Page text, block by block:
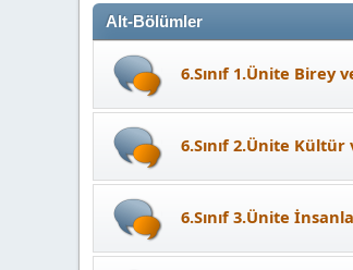
Alt-Bölümler
6.Sınıf 1.Ünite Birey
6.Sınıf 2.Ünite
6.Sınıf 3.Ünite